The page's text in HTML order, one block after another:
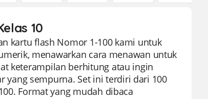
10
kartu flash Nomor 1-100 kami untuk
menawarkan cara menawan untuk
keterampilan berhitung atau ingin
yang sempurna. Set ini terdiri dari 100
Format yang mudah dibaca